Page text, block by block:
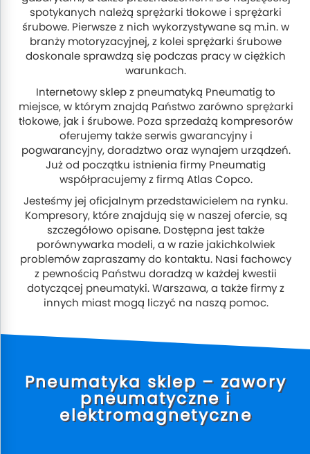
spotykanych należą sprężarki tłokowe i sprężarki
śrubowe. Pierwsze z nich wykorzystywane są m.in. w
branży motoryzacyjnej, z kolei sprężarki śrubowe
doskonale sprawdzą się podczas pracy w ciężkich
warunkach.
Internetowy sklep z pneumatyką Pneumatig to
miejsce, w którym znajdą Państwo zarówno sprężarki
tłokowe, jak i śrubowe. Poza sprzedażą kompresorów
oferujemy także serwis gwarancyjny i
pogwarancyjny, doradztwo oraz wynajem urządzeń.
Już od początku istnienia firmy Pneumatig
współpracujemy z firmą Atlas Copco.
Jesteśmy jej oficjalnym przedstawicielem na rynku.
Kompresory, które znajdują się w naszej ofercie, są
szczegółowo opisane. Dostępna jest także
porównywarka modeli, a w razie jakichkolwiek
problemów zapraszamy do kontaktu. Nasi fachowcy
z pewnością Państwu doradzą w każdej kwestii
dotyczącej pneumatyki. Warszawa, a także firmy z
innych miast mogą liczyć na naszą pomoc.
Pneumatyka sklep – zawory
pneumatyczne i
elektromagnetyczne